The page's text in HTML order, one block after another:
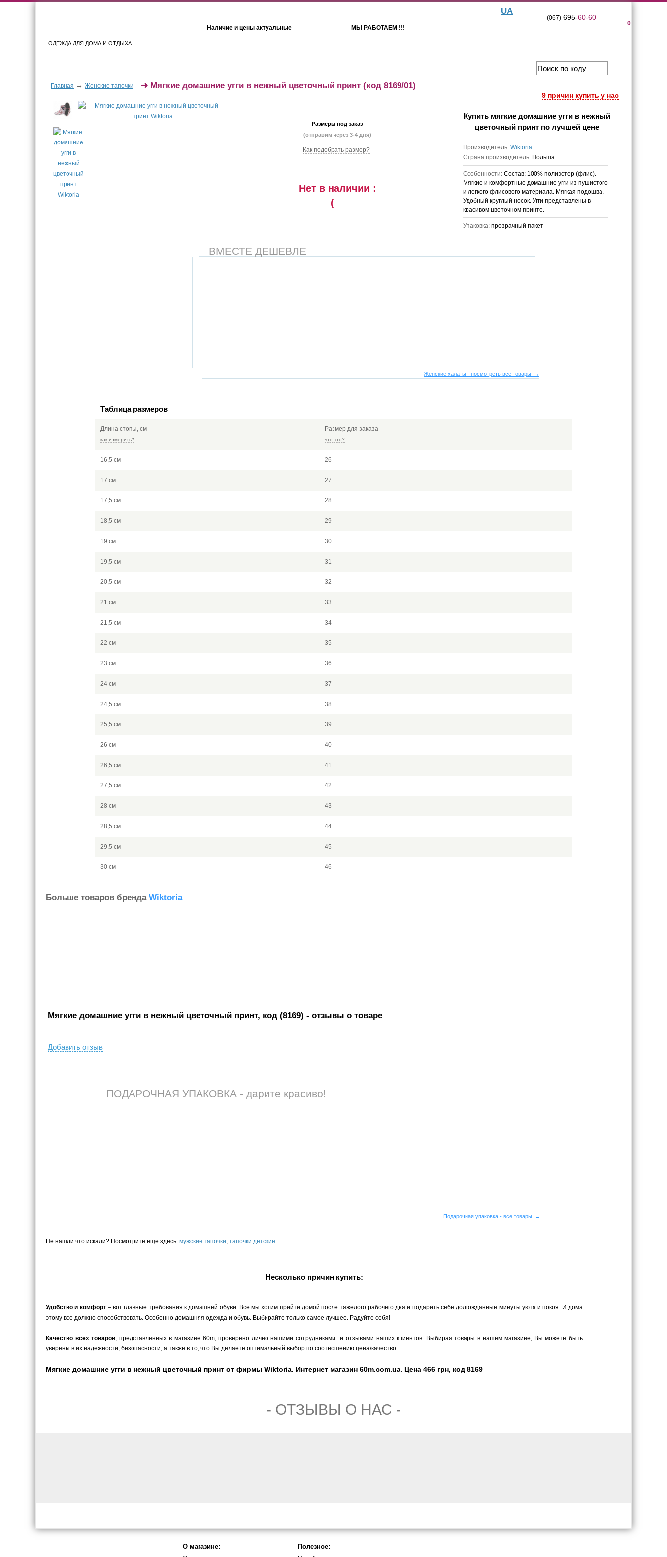
ОДЕЖДА ДЛЯ ДОМА И ОТДЫХА
Наличие и цены актуальные МЫ РАБОТАЕМ !!!
UA
0
(067)695-60-60
Главная → Женские тапочки
9 причин купить у нас
➜ Мягкие домашние угги в нежный цветочный принт (код 8169/01)
Размеры под заказ
(отправим через 3-4 дня)
Как подобрать размер?
Нет в наличии :
(
Купить мягкие домашние угги в нежный
цветочный принт по лучшей цене
Производитель: Wiktoria
Страна производитель: Польша
Особенности: Состав: 100% полиэстер (флис).
Мягкие и комфортные домашние угги из пушистого
и легкого флисового материала. Мягкая подошва.
Удобный круглый носок. Угги представлены в
красивом цветочном принте.
Упаковка: прозрачный пакет
ВМЕСТЕ ДЕШЕВЛЕ
Женские халаты - посмотреть все товары →
Таблица размеров
Длина стопы, см
как измерить?
Размер для заказа
что это?
16,5 см 26
17 см 27
17,5 см 28
18,5 см 29
19 см 30
19,5 см 31
20,5 см 32
21 см 33
21,5 см 34
22 см 35
23 см 36
24 см 37
24,5 см 38
25,5 см 39
26 см 40
26,5 см 41
27,5 см 42
28 см 43
28,5 см 44
29,5 см 45
30 см 46
Больше товаров бренда Wiktoria
Мягкие домашние угги в нежный цветочный принт, код (8169) - отзывы о товаре
Добавить отзыв
ПОДАРОЧНАЯ УПАКОВКА - дарите красиво!
Подарочная упаковка - все товары →
Не нашли что искали? Посмотрите еще здесь: мужские тапочки, тапочки детские
Несколько причин купить:
Удобство и комфорт– вот главные требования к домашней обуви. Все мы хотим прийти домой после тяжелого рабочего дня и подарить себе долгожданные минуты уюта и покоя. И дома
этому все должно способствовать. Особенно домашняя одежда и обувь. Выбирайте только самое лучшее. Радуйте себя!
Качество всех товаров, представленных в магазине 60m, проверено лично нашими сотрудниками и отзывами наших клиентов. Выбирая товары в нашем магазине, Вы можете быть
уверены в их надежности, безопасности, а также в то, что Вы делаете оптимальный выбор по соотношению цена/качество.
Мягкие домашние угги в нежный цветочный принт от фирмы Wiktoria. Интернет магазин 60m.com.ua. Цена 466 грн, код 8169
- ОТЗЫВЫ О НАС -
О магазине: Полезное: